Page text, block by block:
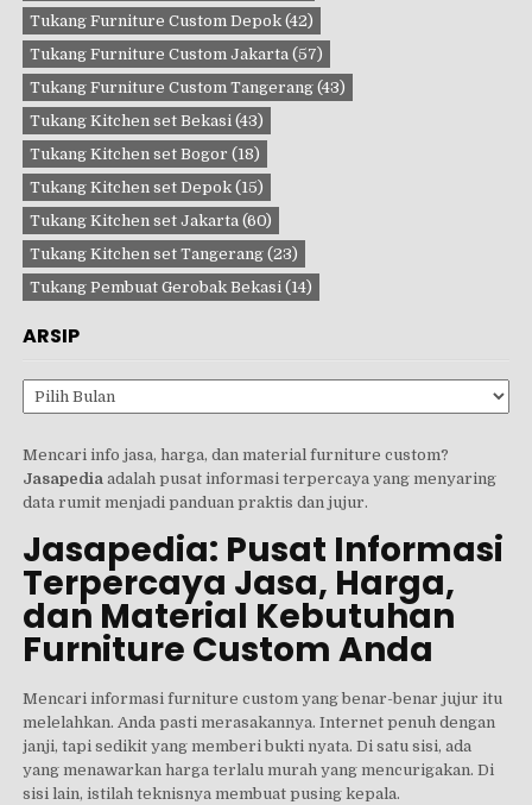
Tukang Furniture Custom Depok (42)
Tukang Furniture Custom Jakarta (57)
Tukang Furniture Custom Tangerang (43)
Tukang Kitchen set Bekasi (43)
Tukang Kitchen set Bogor (18)
Tukang Kitchen set Depok (15)
Tukang Kitchen set Jakarta (60)
Tukang Kitchen set Tangerang (23)
Tukang Pembuat Gerobak Bekasi (14)
ARSIP
Arsip
Mencari info jasa, harga, dan material furniture custom?
Jasapedia adalah pusat informasi terpercaya yang menyaring
data rumit menjadi panduan praktis dan jujur.
Jasapedia: Pusat Informasi
Terpercaya Jasa, Harga,
dan Material Kebutuhan
Furniture Custom Anda
Mencari informasi furniture custom yang benar-benar jujur itu
melelahkan. Anda pasti merasakannya. Internet penuh dengan
janji, tapi sedikit yang memberi bukti nyata. Di satu sisi, ada
yang menawarkan harga terlalu murah yang mencurigakan. Di
sisi lain, istilah teknisnya membuat pusing kepala.